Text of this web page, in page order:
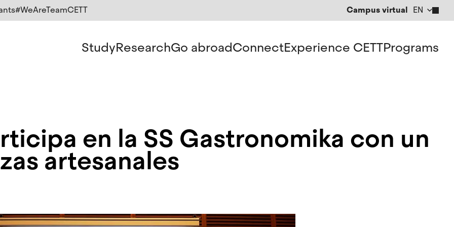
#WeAreTeamCETT Campus virtual EN
CA
StudyResearchGo abroadConnectExperience CETTPrograms
en la SS Gastronomika con un
artesanales